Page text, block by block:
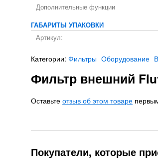
Дополнительные функции
ГАБАРИТЫ УПАКОВКИ
Артикул:
Категории: Фильтры Оборудование
Фильтр внешний
Оставьте отзыв об этом товаре
Покупатели, которые